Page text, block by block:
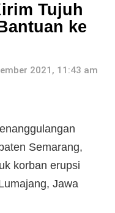
Tujuh
ke
2021, 11:43 am
Semarang,
korban erupsi
Jawa